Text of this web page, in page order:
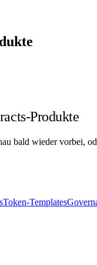
Produkte
bald wieder vorbei,
Token-Templates